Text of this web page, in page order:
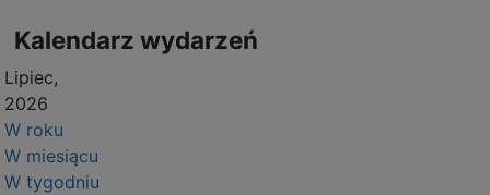
Kalendarz wydarzeń
Lipiec,
2026
W roku
W miesiącu
W tygodniu